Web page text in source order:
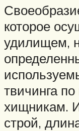
которое
удилищем,
твичинга
хищникам.
строй,